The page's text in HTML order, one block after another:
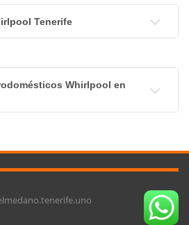
Tenerife
Whirlpool en